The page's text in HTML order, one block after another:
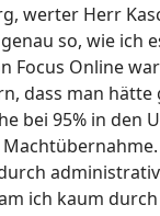
werter Herr
so, wie ich
Focus Online
dass man hätte
bei 95% in den
ich kaum